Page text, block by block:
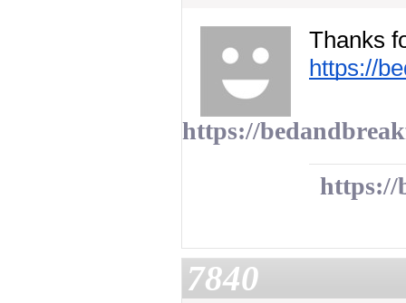
https://
Thanks
https://
https://
7840